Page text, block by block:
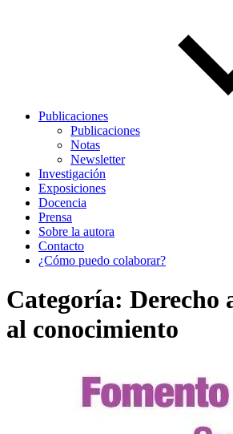
Publicaciones
Publicaciones
Notas
Newsletter
Investigación
Exposiciones
Docencia
Prensa
Sobre la autora
Contacto
¿Cómo puedo colaborar?
Categoría: Derecho
al conocimiento